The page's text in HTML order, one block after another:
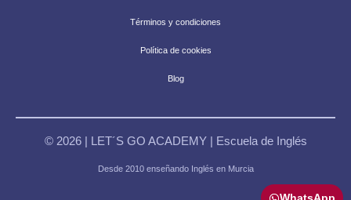
Términos y condiciones
Política de cookies
Blog
© 2026 | LET´S GO ACADEMY | Escuela de Inglés
Desde 2010 enseñando Inglés en Murcia